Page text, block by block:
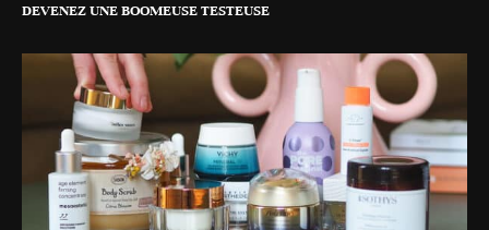
DEVENEZ UNE BOOMEUSE TESTEUSE